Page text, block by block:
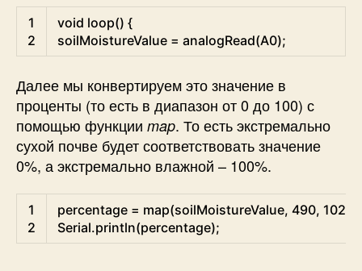
1
2
void loop() {
soilMoistureValue = analogRead(A0);
Далее мы конвертируем это значение в
проценты (то есть в диапазон от 0 до 100) с
помощью функции map. То есть экстремально
сухой почве будет соответствовать значение
0%, а экстремально влажной – 100%.
Arduino
1
2
percentage = map(soilMoistureValue, 490, 1023
Serial.println(percentage);